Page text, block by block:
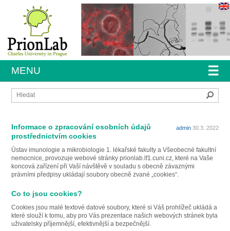
☰
MENU
admin30.3. 2022
Informace o zpracování osobních údajů
prostřednictvím cookies
Ústav imunologie a mikrobiologie 1. lékařské fakulty a Všeobecné fakultní
nemocnice, provozuje webové stránky prionlab.lf1.cuni.cz, které na Vaše
koncová zařízení při Vaší návštěvě v souladu s obecně závaznými
právními předpisy ukládají soubory obecně zvané „cookies“.
Co to jsou cookies?
Cookies jsou malé textové datové soubory, které si Váš prohlížeč ukládá a
které slouží k tomu, aby pro Vás prezentace našich webových stránek byla
uživatelsky příjemnější, efektivnější a bezpečnější.